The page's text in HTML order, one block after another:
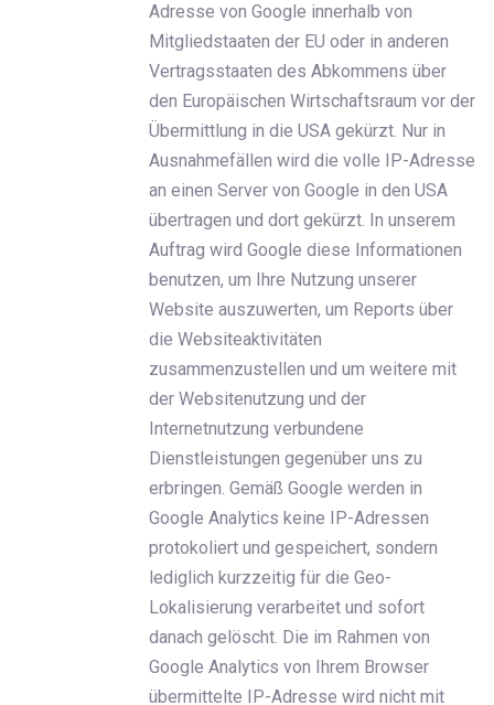
Adresse von Google innerhalb von
Mitgliedstaaten der EU oder in anderen
Vertragsstaaten des Abkommens über
den Europäischen Wirtschaftsraum vor der
Übermittlung in die USA gekürzt. Nur in
Ausnahmefällen wird die volle IP-Adresse
an einen Server von Google in den USA
übertragen und dort gekürzt. In unserem
Auftrag wird Google diese Informationen
benutzen, um Ihre Nutzung unserer
Website auszuwerten, um Reports über
die Websiteaktivitäten
zusammenzustellen und um weitere mit
der Websitenutzung und der
Internetnutzung verbundene
Dienstleistungen gegenüber uns zu
erbringen. Gemäß Google werden in
Google Analytics keine IP-Adressen
protokoliert und gespeichert, sondern
lediglich kurzzeitig für die Geo-
Lokalisierung verarbeitet und sofort
danach gelöscht. Die im Rahmen von
Google Analytics von Ihrem Browser
übermittelte IP-Adresse wird nicht mit